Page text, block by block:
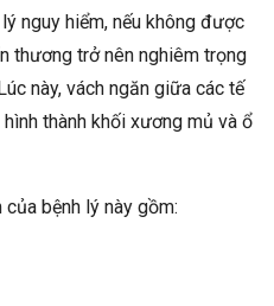
nguy hiểm, nếu không được
thương trở nên nghiêm trọng
này, vách ngăn giữa các tế
thành khối xương mủ và ổ
bệnh lý này gồm: